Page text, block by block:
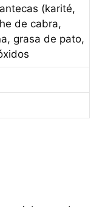
(karité,
de cabra,
grasa de pato,